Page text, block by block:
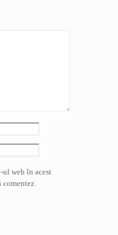
ul web în acest
comentez.